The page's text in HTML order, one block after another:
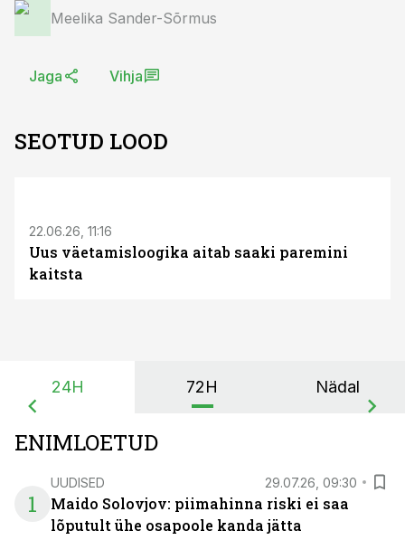
Meelika Sander-Sõrmus
Jaga Vihja
SEOTUD LOOD
22.06.26, 11:16
Uus väetamisloogika aitab saaki paremini
kaitsta
24H 72H Nädal
ENIMLOETUD
1
UUDISED 29.07.26, 09:30
Maido Solovjov: piimahinna riski ei saa
lõputult ühe osapoole kanda jätta